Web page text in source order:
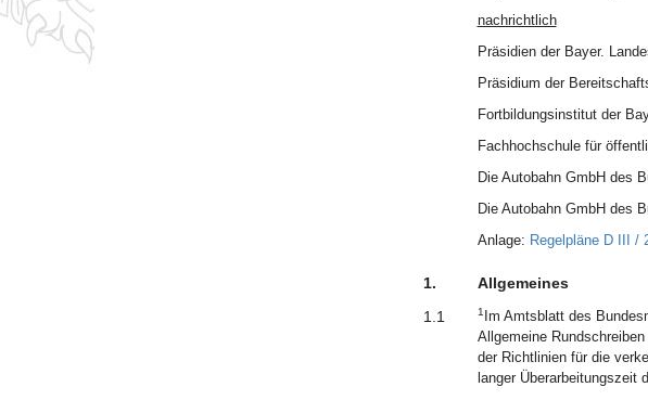
nachrichtlich
Präsidien der Bayer.
Präsidium der
Fortbildungsinstitut der
Fachhochschule für
Die Autobahn GmbH des
Die Autobahn GmbH des
Anlage: Regelpläne D III /
1.
Allgemeines
1.1
1 Im Amtsblatt des
Allgemeine
der Richtlinien für die
langer Überarbeitungszeit